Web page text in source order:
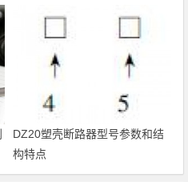
DZ20塑壳断路器型号参数和结
构特点